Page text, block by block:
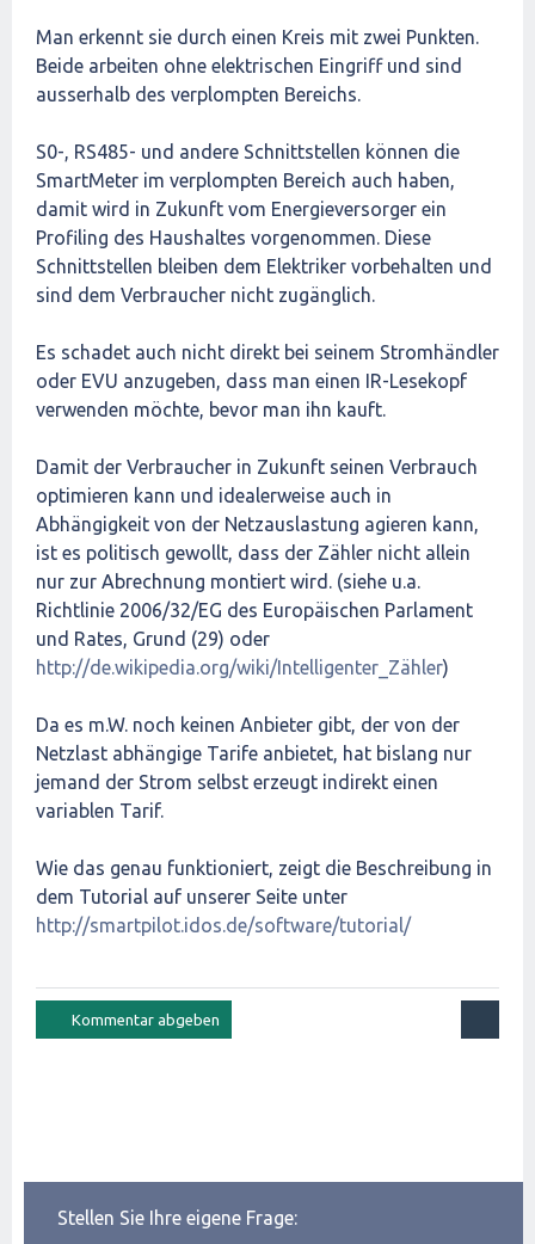
Man erkennt sie durch einen Kreis mit zwei Punkten.
Beide arbeiten ohne elektrischen Eingriff und sind
ausserhalb des verplompten Bereichs.
S0-, RS485- und andere Schnittstellen können die
SmartMeter im verplompten Bereich auch haben,
damit wird in Zukunft vom Energieversorger ein
Profiling des Haushaltes vorgenommen. Diese
Schnittstellen bleiben dem Elektriker vorbehalten und
sind dem Verbraucher nicht zugänglich.
Es schadet auch nicht direkt bei seinem Stromhändler
oder EVU anzugeben, dass man einen IR-Lesekopf
verwenden möchte, bevor man ihn kauft.
Damit der Verbraucher in Zukunft seinen Verbrauch
optimieren kann und idealerweise auch in
Abhängigkeit von der Netzauslastung agieren kann,
ist es politisch gewollt, dass der Zähler nicht allein
nur zur Abrechnung montiert wird. (siehe u.a.
Richtlinie 2006/32/EG des Europäischen Parlament
und Rates, Grund (29) oder
http://de.wikipedia.org/wiki/Intelligenter_Zähler)
Da es m.W. noch keinen Anbieter gibt, der von der
Netzlast abhängige Tarife anbietet, hat bislang nur
jemand der Strom selbst erzeugt indirekt einen
variablen Tarif.
Wie das genau funktioniert, zeigt die Beschreibung in
dem Tutorial auf unserer Seite unter
http://smartpilot.idos.de/software/tutorial/
Stellen Sie Ihre eigene Frage: